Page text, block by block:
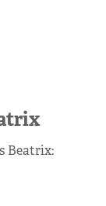
Beatrix: